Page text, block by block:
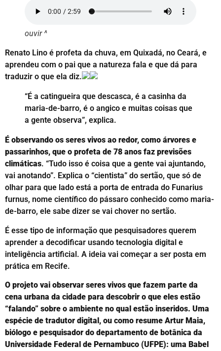
ouvir ^
Renato Lino é profeta da chuva, em Quixadá, no Ceará, e
aprendeu com o pai que a natureza fala e que dá para
traduzir o que ela diz.
“É a catingueira que descasca, é a casinha da
maria-de-barro, é o angico e muitas coisas que
a gente observa”, explica.
É observando os seres vivos ao redor, como árvores e
passarinhos, que o profeta de 78 anos faz previsões
climáticas. “Tudo isso é coisa que a gente vai ajuntando,
vai anotando”. Explica o “cientista” do sertão, que só de
olhar para que lado está a porta de entrada do Funarius
furnus, nome científico do pássaro conhecido como maria-
de-barro, ele sabe dizer se vai chover no sertão.
É esse tipo de informação que pesquisadores querem
aprender a decodificar usando tecnologia digital e
inteligência artificial. A ideia vai começar a ser posta em
prática em Recife.
O projeto vai observar seres vivos que fazem parte da
cena urbana da cidade para descobrir o que eles estão
“falando” sobre o ambiente no qual estão inseridos. Uma
espécie de tradutor digital, ou como resume Artur Maia,
biólogo e pesquisador do departamento de botânica da
Universidade Federal de Pernambuco (UFPE): uma Babel